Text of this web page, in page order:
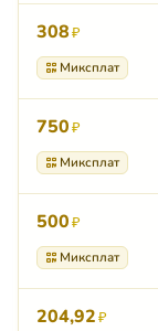
308₽
Миксплат
750₽
Миксплат
500₽
Миксплат
204,92₽